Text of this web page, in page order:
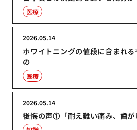
医療
ホワイトニングの値段に含まれ
の
2026.05.14
医療
後悔の声①「耐え難い痛み、歯が
2026.05.14